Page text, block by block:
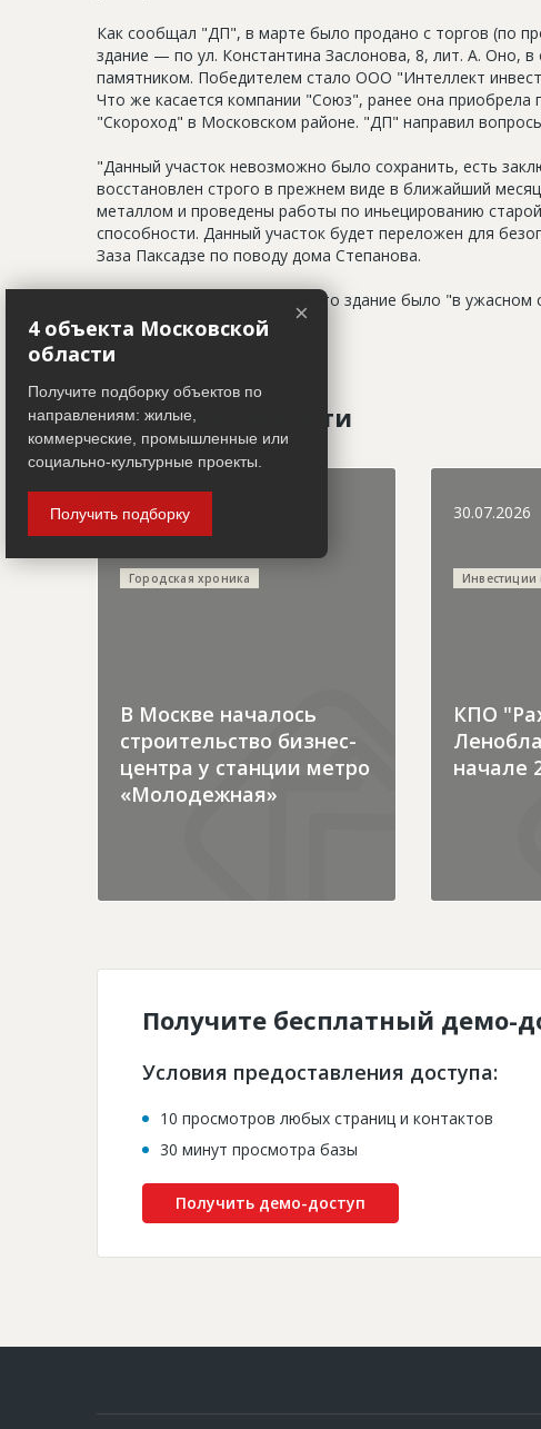
Как сообщал "ДП", в марте было продано с торгов (по
здание — по ул. Константина Заслонова, 8, лит. А. Оно,
памятником. Победителем стало ООО "Интеллект
Что же касается компании "Союз", ранее она приобрела
"Скороход" в Московском районе. "ДП" направил
"Данный участок невозможно было сохранить, есть
восстановлен строго в прежнем виде в ближайший
металлом и проведены работы по иньецированию
способности. Данный участок будет переложен для
Заза Паксадзе по поводу дома Степанова.
Предприниматель добавил, что здание было "в
первоначальный облик.
Последние новости
31.07.2026
Городская хроника
В Москве началось
строительство бизнес-
центра у станции метро
«Молодежная»
30.07.2026
КПО
начале
Получите бесплатный демо-
Условия предоставления доступа:
10 просмотров любых страниц и контактов
30 минут просмотра базы
Получить демо-доступ
×
4 объекта Московской
области
Получите подборку объектов по
направлениям: жилые,
коммерческие, промышленные или
социально-культурные проекты.
Получить подборку